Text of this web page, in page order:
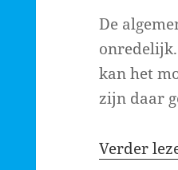
De
kan het
zijn daar
Verder